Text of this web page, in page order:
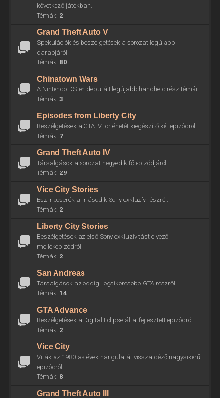
következő játékban.
Témák: 2
Grand Theft Auto V
Spekulációk és beszélgetések a sorozat legújabb
darabjáról.
Témák: 80
Chinatown Wars
A Nintendo DS-en debütált legújabb handheld rész témái.
Témák: 3
Episodes from Liberty City
Beszélgetések a GTA IV történetét kiegészítő két epizódról.
Témák: 7
Grand Theft Auto IV
Társalgások a sorozat negyedik fő epizódjáról.
Témák: 29
Vice City Stories
Eszmecserék a második Sony exkluzív részről.
Témák: 2
Liberty City Stories
Beszélgetések az első Sony exkluzivitást élvező
mellékepizódról.
Témák: 2
San Andreas
Társalgások az eddigi legsikeresebb GTA részről.
Témák: 14
GTA Advance
Beszélgetések a Digital Eclipse által fejlesztett epizódról.
Témák: 2
Vice City
Viták az 1980-as évek hangulatát visszaidéző nagysikerű
epizódról.
Témák: 8
Grand Theft Auto III